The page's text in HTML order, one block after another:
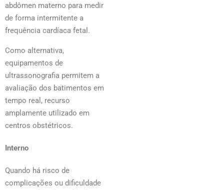
abdômen materno para medir
de forma intermitente a
frequência cardíaca fetal.
Como alternativa,
equipamentos de
ultrassonografia permitem a
avaliação dos batimentos em
tempo real, recurso
amplamente utilizado em
centros obstétricos.
Interno
Quando há risco de
complicações ou dificuldade